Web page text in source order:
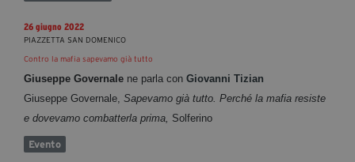
26 giugno 2022
PIAZZETTA SAN DOMENICO
​​​​​​​Contro la mafia sapevamo già tutto
Giuseppe Governale ne parla con Giovanni Tizian
Giuseppe Governale, Sapevamo già tutto. Perché la mafia resiste
e dovevamo combatterla prima, Solferino
Evento